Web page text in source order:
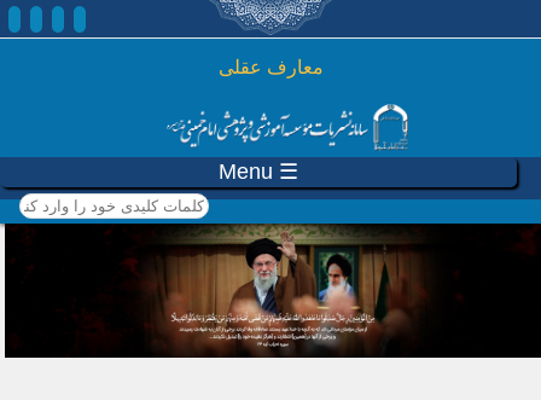
رفتن به محتوای اصلی
معارف عقلی
☰ Menu
کلمات کلیدی خود را وارد
کنید